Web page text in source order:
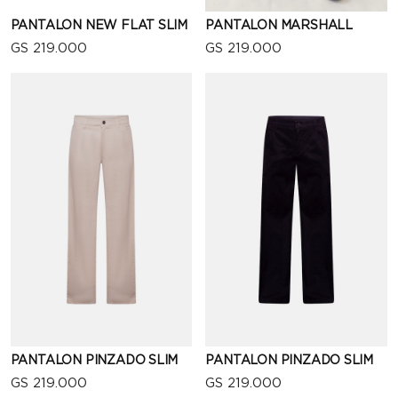
VISTA RÁPIDA
PANTALON NEW FLAT SLIM
GS 219.000
VISTA RÁPIDA
PANTALON MARSHALL
GS 219.000
PANTALON PINZADO SLIM
GS 219.000
PANTALON PINZADO SLIM
GS 219.000